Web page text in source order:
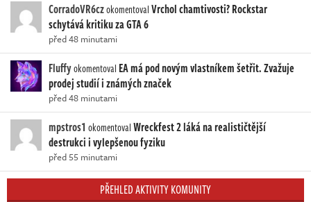
CorradoVR6czokomentovalVrchol chamtivosti? Rockstar
schytává kritiku za GTA 6
před 48 minutami
Fluffyokomentoval EA má pod novým vlastníkem šetřit. Zvažuje
prodej studií i známých značek
před 48 minutami
mpstros1 okomentovalWreckfest 2 láká na realističtější
destrukci i vylepšenou fyziku
před 55 minutami
PŘEHLED AKTIVITY KOMUNITY